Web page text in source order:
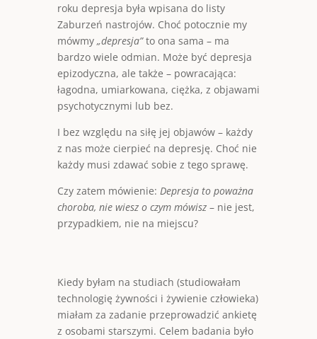
roku depresja była wpisana do listy
Zaburzeń nastrojów. Choć potocznie my
mówmy „depresja”to ona sama – ma
bardzo wiele odmian. Może być depresja
epizodyczna, ale także – powracająca:
łagodna, umiarkowana, ciężka, z objawami
psychotycznymi lub bez.
I bez względu na siłę jej objawów – każdy
z nas może cierpieć na depresję. Choć nie
każdy musi zdawać sobie z tego sprawę.
Czy zatem mówienie: Depresja to poważna
choroba, nie wiesz o czym mówisz– nie jest,
przypadkiem, nie na miejscu?
Kiedy byłam na studiach (studiowałam
technologię żywności i żywienie człowieka)
miałam za zadanie przeprowadzić ankietę
z osobami starszymi. Celem badania było